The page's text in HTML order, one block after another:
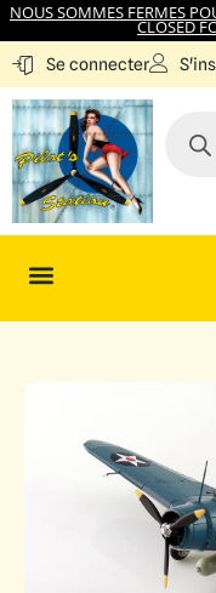
NOUS SOMMES FERMES
CLOSED
Se connecter